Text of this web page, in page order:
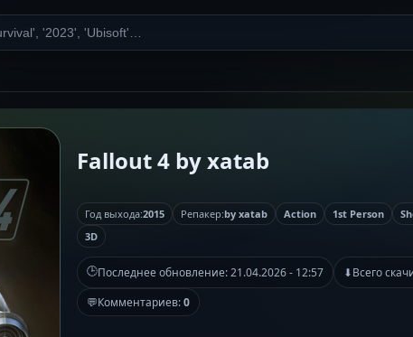
Fallout 4 by xatab
Год выхода:2015 Репакер:by xatab Action 1st Person
3D
🕒Последнее обновление:21.04.2026 - 12:57 ⬇Всего
💬Комментариев:0